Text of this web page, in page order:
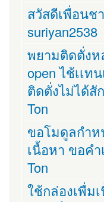
สวัสดีเพื่อนช
suriyan2538
พยามติดตั่งห
open ไช้เเท
ติดตั่งไม่ได้สั
Ton
ขอโมดูลกำห
เนื้อหา ขอคำ
Ton
ใช้กล่องเพื่ม